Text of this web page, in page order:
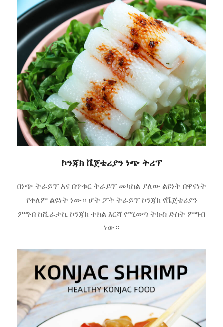
ኮንጃክ ቬጀቴሪያን ነጭ ትሪፕ
በነጭ ትራይፕ እና በጥቁር ትራይፕ መካከል ያለው ልዩነት በዋናነት
የቀለም ልዩነት ነው። ሆት ፖት ትራይፕ ኮንጃክ የቬጀቴሪያን
ምግብ ከሺራታኪ ኮንጃክ ተክል እርሻ የሚወጣ ትኩስ ድስት ምግብ
ነው።